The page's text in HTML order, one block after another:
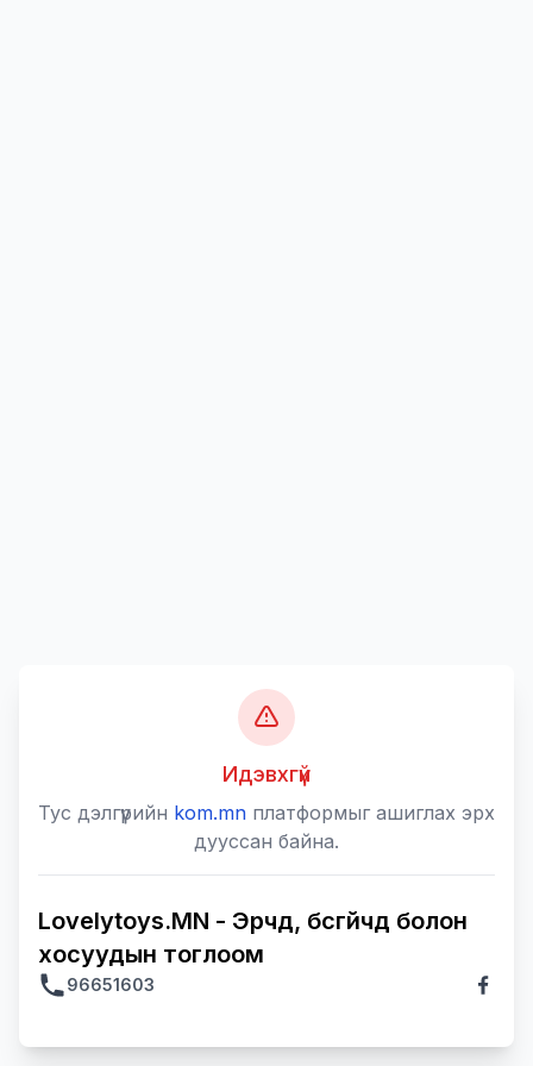
Идэвхгүй
Тус дэлгүүрийн kom.mn платформыг ашиглах эрх
дууссан байна.
Lovelytoys.MN - Эрчүүд, бүсгүйчүүд болон
хосуудын тоглоом
96651603